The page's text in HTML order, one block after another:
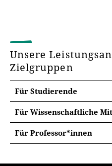
Unsere
Zielgruppen
Für Studierende
Für Wissenschaftliche
Für Professor*innen